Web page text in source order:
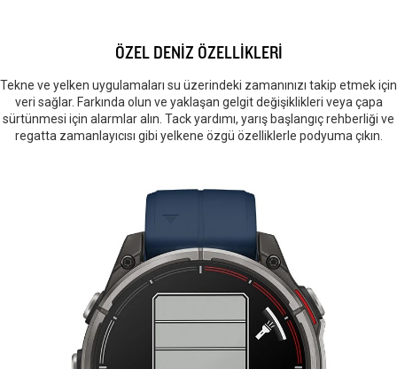
ÖZEL DENİZ ÖZELLİKLERİ
Tekne ve yelken uygulamaları su üzerindeki zamanınızı takip etmek için
veri sağlar. Farkında olun ve yaklaşan gelgit değişiklikleri veya çapa
sürtünmesi için alarmlar alın. Tack yardımı, yarış başlangıç rehberliği ve
regatta zamanlayıcısı gibi yelkene özgü özelliklerle podyuma çıkın.